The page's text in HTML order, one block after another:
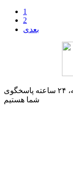
1
2
بعدی
تلفن پشتیبانی | 09120511400 | ۷ روز هفته، ۲۴ ساعته پاسخگوی
شما هستیم